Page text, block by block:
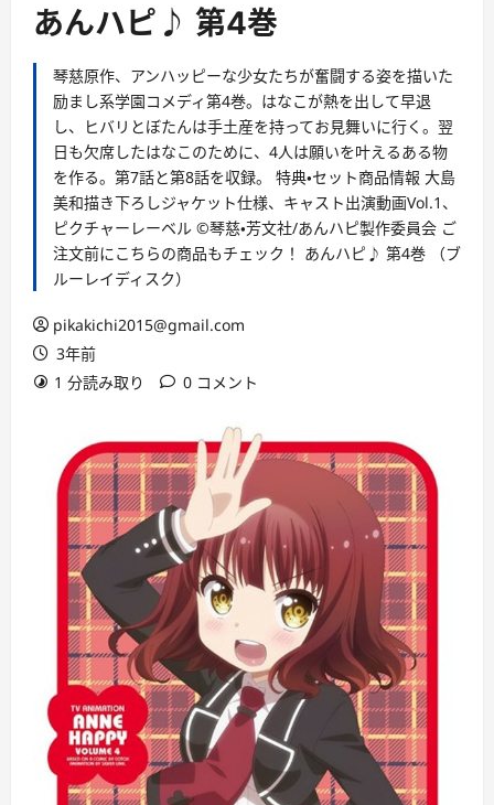
あんハピ♪ 第4巻
琴慈原作、アンハッピーな少女たちが奮闘する姿を描いた
励まし系学園コメディ第4巻。はなこが熱を出して早退
し、ヒバリとぼたんは手土産を持ってお見舞いに行く。翌
日も欠席したはなこのために、4人は願いを叶えるある物
を作る。第7話と第8話を収録。 特典・セット商品情報 大島
美和描き下ろしジャケット仕様、キャスト出演動画Vol.1、
ピクチャーレーベル ©琴慈・芳文社/あんハピ製作委員会 ご
注文前にこちらの商品もチェック！ あんハピ♪ 第4巻 （ブ
ルーレイディスク）
pikakichi2015@gmail.com
3年前
1 分読み取り
0 コメント